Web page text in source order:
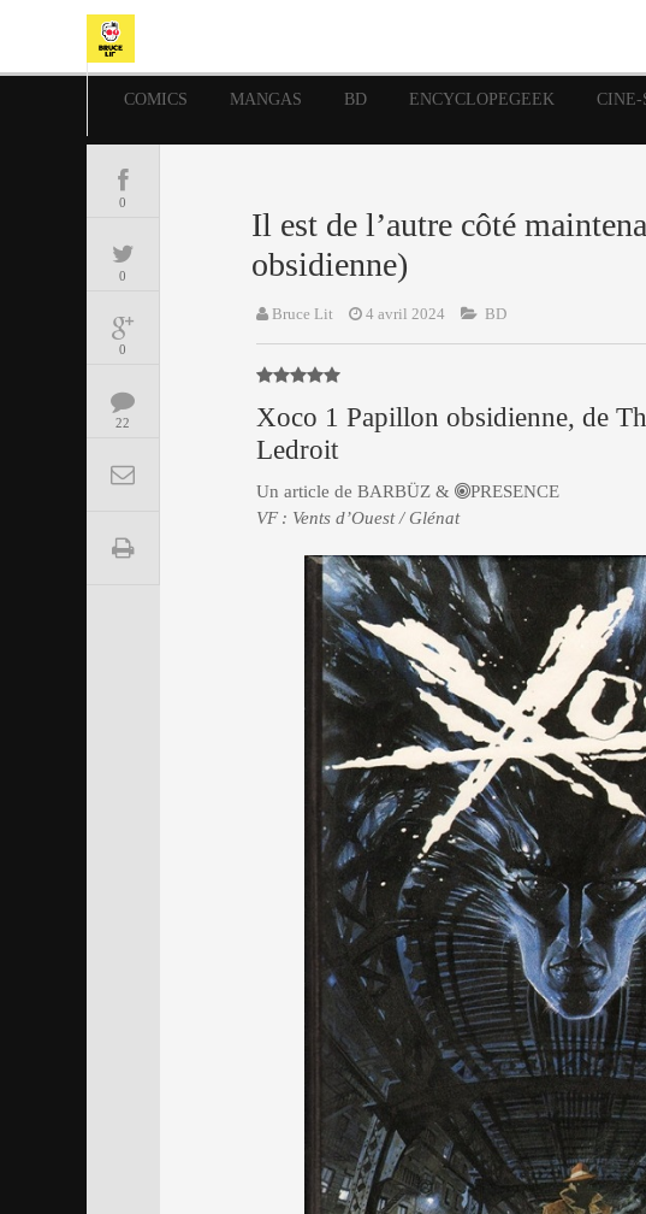
COMICS MANGAS BD ENCYCLOPEGEEK CINE-
0
0
0
22
Il est de l’autre côté
obsidienne)
Bruce Lit 4 avril 2024 BD
Xoco 1 Papillon obsidienne, de
Ledroit
Un article de BARBÜZ &
PRESENCE
VF : Vents d’Ouest / Glénat